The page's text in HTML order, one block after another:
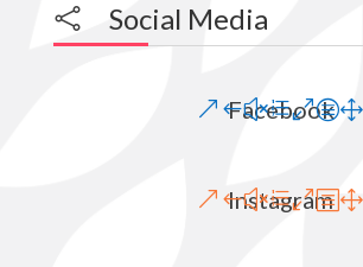
 Social Media
Facebook
Instagram